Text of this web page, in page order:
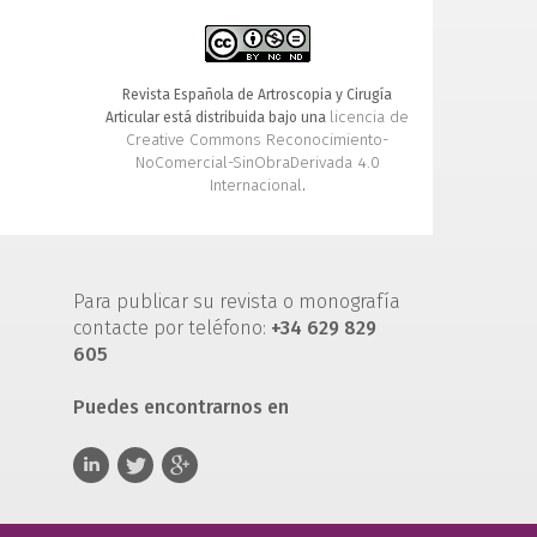
Revista Española de Artroscopia y Cirugía
Articular está distribuida bajo una licencia de
Creative Commons Reconocimiento-
NoComercial-SinObraDerivada 4.0
Internacional.
Para publicar su revista o monografía
contacte por teléfono: +34 629 829
605
Puedes encontrarnos en